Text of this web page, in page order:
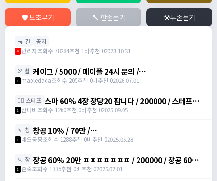
🛡️ 보조무기 🔨 한손둔기 ⚒️두손둔기
🔫 건 공지
M 관리자조회수 78284추천 1비추천 02023.10.31
🏹 활 케이그 / 5000 / 메이플 24시 문의 /
https://www.maplehub.co.kr/
1 mapledada조회수 205추천 0비추천 02026.07.01
🧚‍♂️ 스테프 스마 60% 4장 장당20 팝니다 / 200000 / 스테프마
력주문서 /
1 잔나비조회수 1260추천 0비추천 02025.09.05
🍡 창 창공 10% / 70만 /
https://open.kakao.com/o/siHZkGyh
1 래오뭉뭉조회수 1288추천 0비추천 02025.05.28
🍡 창 창공 60% 20만 ㅍㅍㅍㅍㅍㅍㅍ / 200000 / 창공 60%
팝니다 20만이용 /
1 혼죽조회수 1335추천 0비추천 02025.02.01